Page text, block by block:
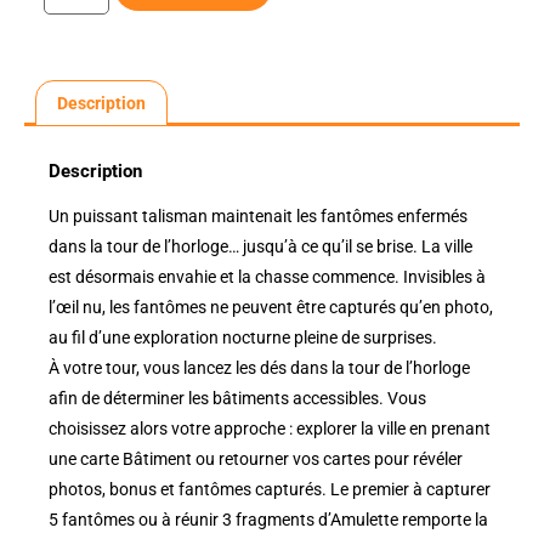
Description
Description
Un puissant talisman maintenait les fantômes enfermés
dans la tour de l’horloge… jusqu’à ce qu’il se brise. La ville
est désormais envahie et la chasse commence. Invisibles à
l’œil nu, les fantômes ne peuvent être capturés qu’en photo,
au fil d’une exploration nocturne pleine de surprises.
À votre tour, vous lancez les dés dans la tour de l’horloge
afin de déterminer les bâtiments accessibles. Vous
choisissez alors votre approche : explorer la ville en prenant
une carte Bâtiment ou retourner vos cartes pour révéler
photos, bonus et fantômes capturés. Le premier à capturer
5 fantômes ou à réunir 3 fragments d’Amulette remporte la